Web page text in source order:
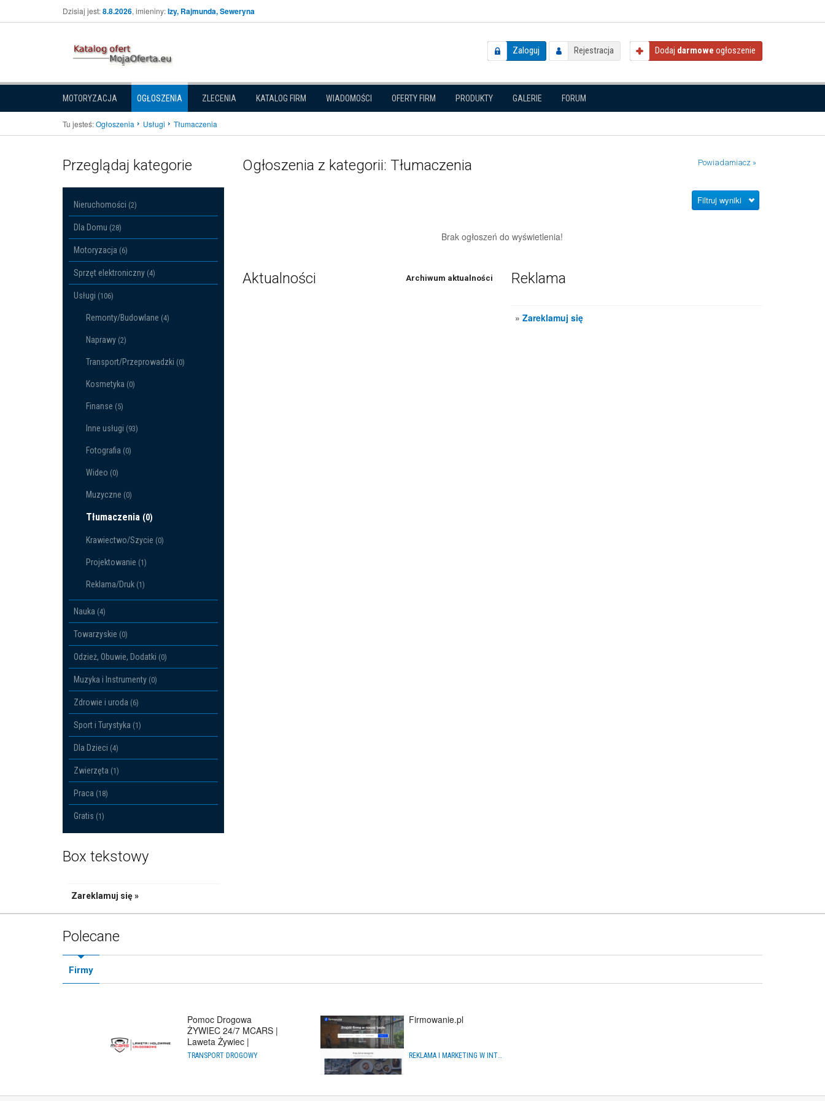
Dzisiaj jest:8.8.2026, imieniny:Izy, Rajmunda, Seweryna
Zaloguj Rejestracja Dodaj darmowe ogłoszenie
MOTORYZACJA OGŁOSZENIA ZLECENIA KATALOG FIRM WIADOMOŚCI OFERTY FIRM PRODUKTY GALERIE FORUM
Tu jesteś:Ogłoszenia Usługi Tłumaczenia
Przeglądaj kategorie
Nieruchomości (2)
Dla Domu (28)
Motoryzacja (6)
Sprzęt elektroniczny (4)
Usługi (106)
Remonty/Budowlane (4)
Naprawy (2)
Transport/Przeprowadzki (0)
Kosmetyka (0)
Finanse (5)
Inne usługi (93)
Fotografia (0)
Wideo (0)
Muzyczne (0)
Tłumaczenia (0)
Krawiectwo/Szycie (0)
Projektowanie (1)
Reklama/Druk (1)
Nauka (4)
Towarzyskie (0)
Odzież, Obuwie, Dodatki (0)
Muzyka i Instrumenty (0)
Zdrowie i uroda (6)
Sport i Turystyka (1)
Dla Dzieci (4)
Zwierzęta (1)
Praca (18)
Gratis (1)
Box tekstowy
Zareklamuj się »
Ogłoszenia z kategorii: Tłumaczenia Powiadamiacz »
Filtruj wyniki
Brak ogłoszeń do wyświetlenia!
Aktualności Archiwum aktualności Reklama
»Zareklamuj się
Polecane
Firmy
Pomoc Drogowa
ŻYWIEC 24/7 MCARS |
Laweta Żywiec |
Holowanie Cało
TRANSPORT DROGOWY
Firmowanie.pl
REKLAMA I MARKETING W INTERNECIE